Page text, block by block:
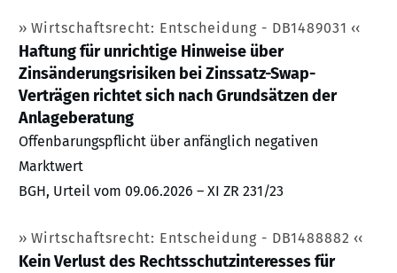
Wirtschaftsrecht: Entscheidung - DB1489031
Haftung für unrichtige Hinweise über
Zinsänderungsrisiken bei Zinssatz-Swap-
Verträgen richtet sich nach Grundsätzen der
Anlageberatung
Offenbarungspflicht über anfänglich negativen
Marktwert
BGH, Urteil vom 09.06.2026 – XI ZR 231/23
Wirtschaftsrecht: Entscheidung - DB1488882
Kein Verlust des Rechtsschutzinteresses für